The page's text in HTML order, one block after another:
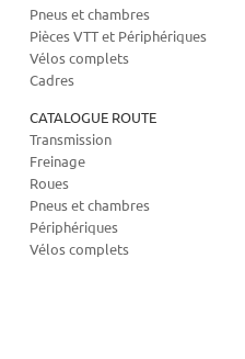
Pneus et chambres
Pièces VTT et Périphériques
Vélos complets
Cadres
CATALOGUE ROUTE
Transmission
Freinage
Roues
Pneus et chambres
Périphériques
Vélos complets